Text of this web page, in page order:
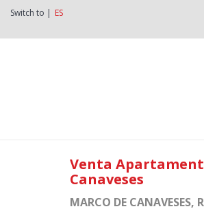
Switch to | ES
Venta
Canaveses
MARCO DE CANAVESES,